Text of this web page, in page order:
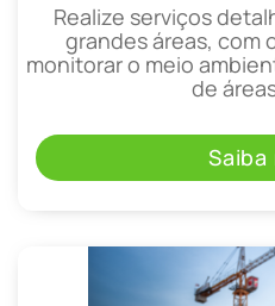
Realize serviços
grandes áreas, com
monitorar o meio
de
Saiba